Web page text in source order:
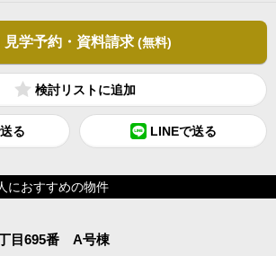
見学予約・資料請求 (無料)
検討リスト
る LINEで送る
におすすめの物件
目695番 A号棟